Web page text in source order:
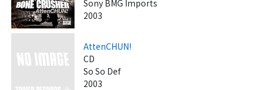
Sony BMG Imports
2003
AttenCHUN!
CD
So So Def
2003